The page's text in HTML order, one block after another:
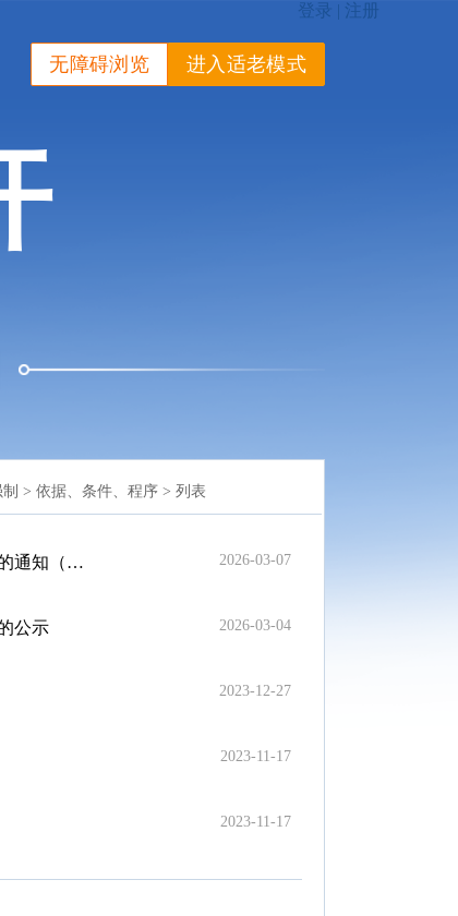
无障碍浏览 进入适老模式
> 依据、条件、程序 > 列表
）1号） 2026-03-07
公示 2026-03-04
2023-12-27
2023-11-17
2023-11-17